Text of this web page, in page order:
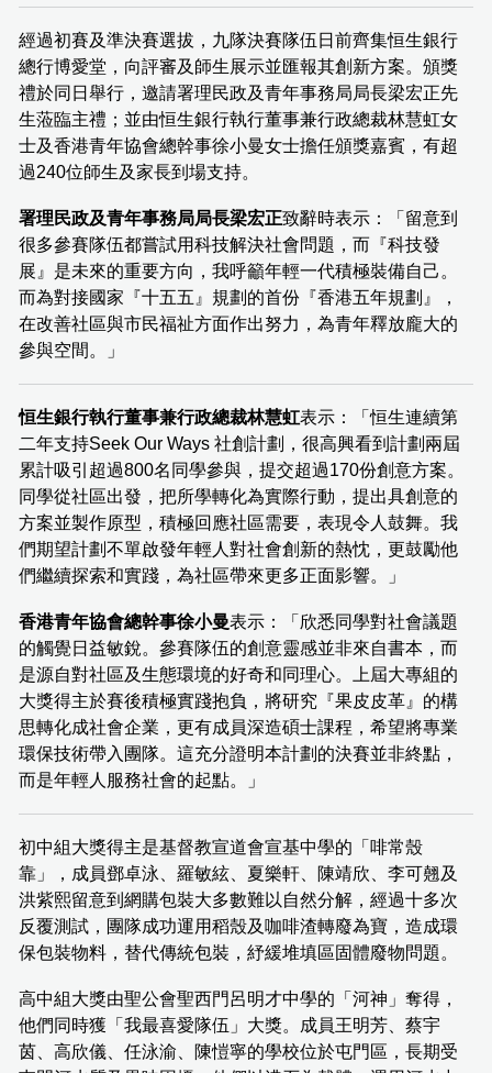
經過初賽及準決賽選拔，九隊決賽隊伍日前齊集恒生銀行
總行博愛堂，向評審及師生展示並匯報其創新方案。頒獎
禮於同日舉行，邀請署理民政及青年事務局局長梁宏正先
生蒞臨主禮；並由恒生銀行執行董事兼行政總裁林慧虹女
士及香港青年協會總幹事徐小曼女士擔任頒獎嘉賓，有超
過240位師生及家長到場支持。
署理民政及青年事務局局長梁宏正致辭時表示：「留意到
很多參賽隊伍都嘗試用科技解決社會問題，而『科技發
展』是未來的重要方向，我呼籲年輕一代積極裝備自己。
而為對接國家『十五五』規劃的首份『香港五年規劃』，
在改善社區與市民福祉方面作出努力，為青年釋放龐大的
參與空間。」
恒生銀行執行董事兼行政總裁林慧虹表示：「恒生連續第
二年支持Seek Our Ways 社創計劃，很高興看到計劃兩屆
累計吸引超過800名同學參與，提交超過170份創意方案。
同學從社區出發，把所學轉化為實際行動，提出具創意的
方案並製作原型，積極回應社區需要，表現令人鼓舞。我
們期望計劃不單啟發年輕人對社會創新的熱忱，更鼓勵他
們繼續探索和實踐，為社區帶來更多正面影響。」
香港青年協會總幹事徐小曼表示：「欣悉同學對社會議題
的觸覺日益敏銳。參賽隊伍的創意靈感並非來自書本，而
是源自對社區及生態環境的好奇和同理心。上屆大專組的
大獎得主於賽後積極實踐抱負，將研究『果皮皮革』的構
思轉化成社會企業，更有成員深造碩士課程，希望將專業
環保技術帶入團隊。這充分證明本計劃的決賽並非終點，
而是年輕人服務社會的起點。」
初中組大獎得主是基督教宣道會宣基中學的「啡常殼
靠」，成員鄧卓泳、羅敏絃、夏樂軒、陳靖欣、李可翹及
洪紫熙留意到網購包裝大多數難以自然分解，經過十多次
反覆測試，團隊成功運用稻殼及咖啡渣轉廢為寶，造成環
保包裝物料，替代傳統包裝，紓緩堆填區固體廢物問題。
高中組大獎由聖公會聖西門呂明才中學的「河神」奪得，
他們同時獲「我最喜愛隊伍」大獎。成員王明芳、蔡宇
茵、高欣儀、任泳渝、陳愷寧的學校位於屯門區，長期受